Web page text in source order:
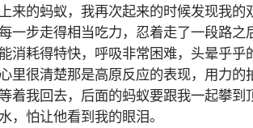
来的蚂蚁，我再次起来的时候发现我的
步走得相当吃力，忍着走了一段路之
消耗得特快，呼吸非常困难，头晕乎乎
里很清楚那是高原反应的表现，用力的
着我回去，后面的蚂蚁要跟我一起攀到
，怕让他看到我的眼泪。